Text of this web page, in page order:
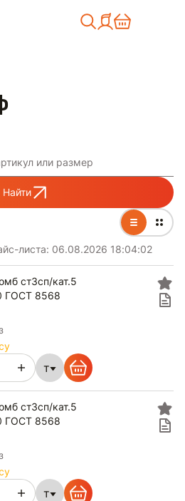
или размер
Найти
листа: 06.08.2026 18:04:02
ст3сп/кат.5
ГОСТ 8568
т
ст3сп/кат.5
ГОСТ 8568
т